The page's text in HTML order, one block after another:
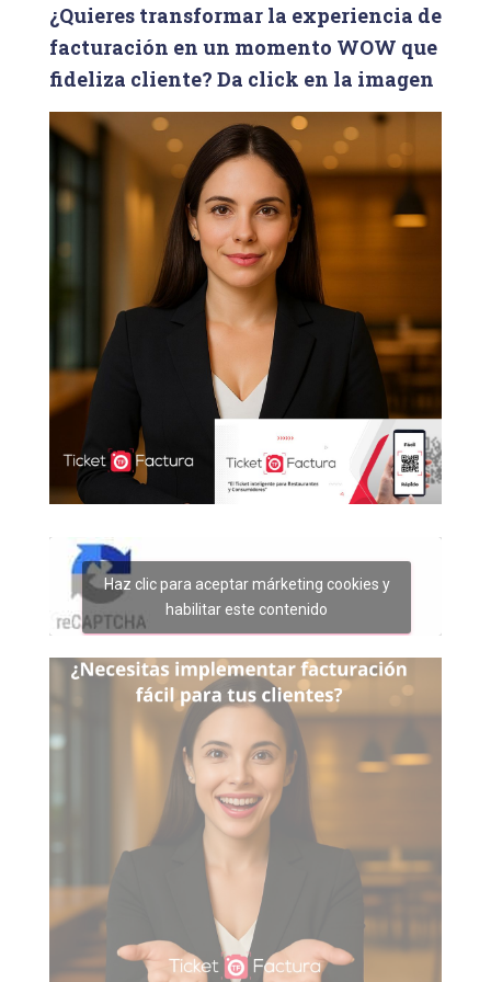
r
:
¿Quieres transformar la experiencia de
facturación en un momento WOW que
fideliza cliente? Da click en la imagen
Haz clic para aceptar márketing cookies y
habilitar este contenido